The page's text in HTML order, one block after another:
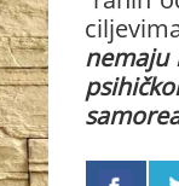
nemaju